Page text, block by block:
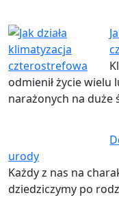
odmienił życie wielu
narażonych na duże
urody
Każdy z nas na
dziedziczymy po